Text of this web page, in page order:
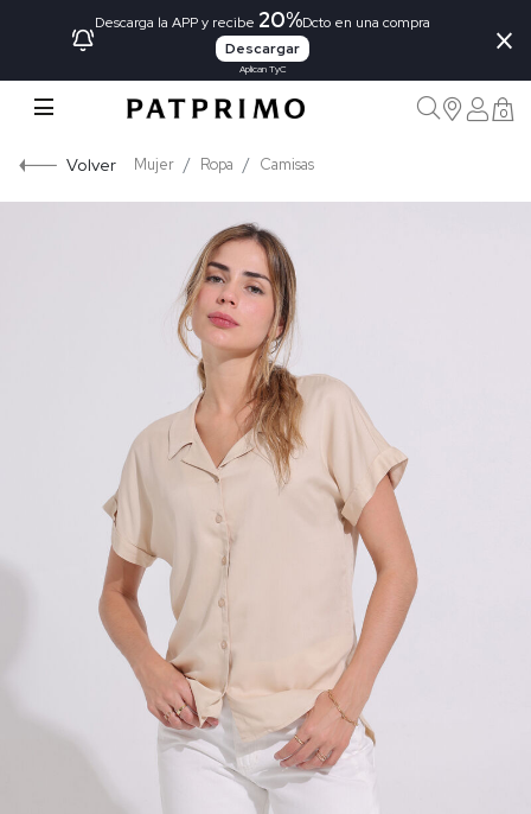
Descarga la APP y recibe 20%Dcto en una compra
Descargar
Aplican TyC
×
0
Volver Mujer Ropa Camisas